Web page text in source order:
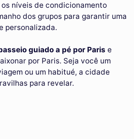
níveis de condicionamento
dos grupos para garantir uma
personalizada.
guiado a pé por Paris e
por Paris. Seja você um
ou um habitué, a cidade
para revelar.